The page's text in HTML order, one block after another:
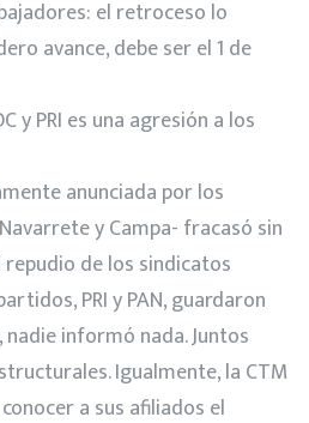
el retroceso lo
avance, debe ser el 1 de
y PRI es una agresión a los
anunciada por los
y Campa- fracasó sin
repudio de los sindicatos
PRI y PAN, guardaron
informó nada. Juntos
Igualmente, la CTM
a sus afiliados el